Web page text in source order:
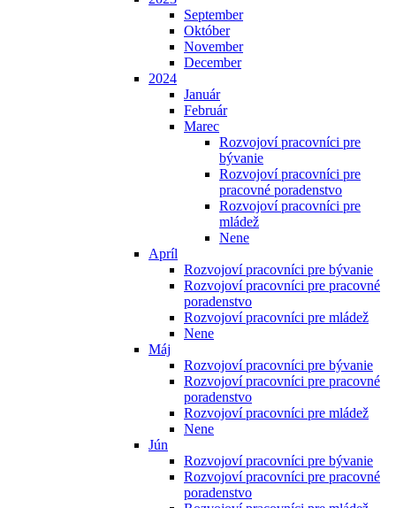
September
Október
November
December
2024
Január
Február
Marec
Rozvojoví pracovníci pre
bývanie
Rozvojoví pracovníci pre
pracovné poradenstvo
Rozvojoví pracovníci pre
mládež
Nene
Apríl
Rozvojoví pracovníci pre bývanie
Rozvojoví pracovníci pre pracovné
poradenstvo
Rozvojoví pracovníci pre mládež
Nene
Máj
Rozvojoví pracovníci pre bývanie
Rozvojoví pracovníci pre pracovné
poradenstvo
Rozvojoví pracovníci pre mládež
Nene
Jún
Rozvojoví pracovníci pre bývanie
Rozvojoví pracovníci pre pracovné
poradenstvo